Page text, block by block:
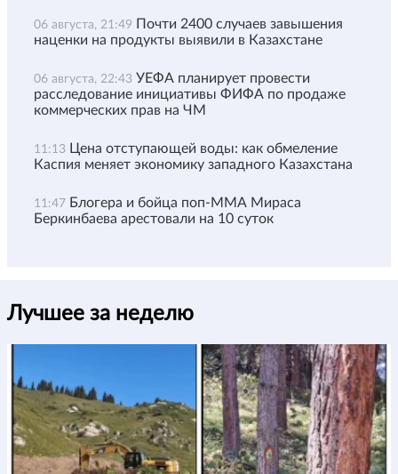
06 августа, 21:49 Почти 2400 случаев завышения
наценки на продукты выявили в Казахстане
06 августа, 22:43 УЕФА планирует провести
расследование инициативы ФИФА по продаже
коммерческих прав на ЧМ
11:13 Цена отступающей воды: как обмеление
Каспия меняет экономику западного Казахстана
11:47 Блогера и бойца поп-ММА Мираса
Беркинбаева арестовали на 10 суток
Лучшее за неделю